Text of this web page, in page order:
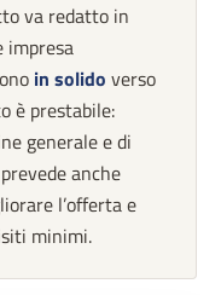
va redatto in
impresa
in solido verso
è prestabile:
generale e di
anche
l’offerta e
minimi.